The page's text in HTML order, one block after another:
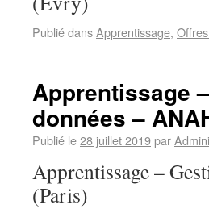
Publié dansApprentissage,
Apprentissage
données –
Publié le28 juillet 2019par
Apprentissage –
(Paris)